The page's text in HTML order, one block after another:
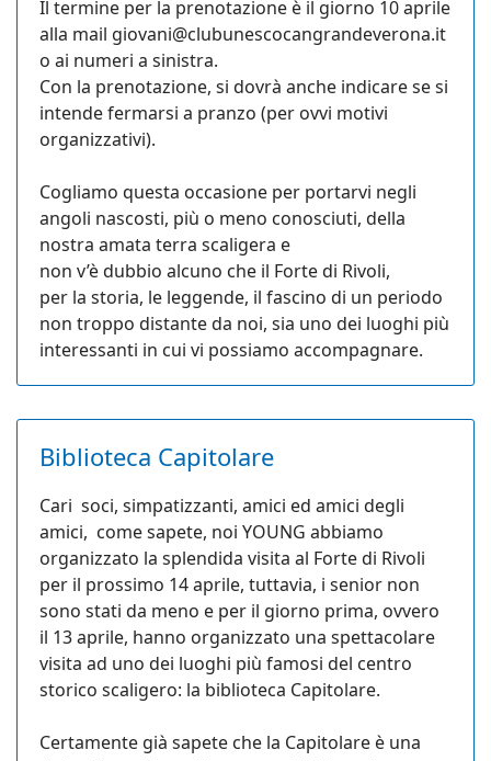
Il termine per la prenotazione è il giorno 10 aprile
alla mail giovani@clubunescocangrandeverona.it
o ai numeri a sinistra.
Con la prenotazione, si dovrà anche indicare se si
intende fermarsi a pranzo (per ovvi motivi
organizzativi).
Cogliamo questa occasione per portarvi negli
angoli nascosti, più o meno conosciuti, della
nostra amata terra scaligera e
non v’è dubbio alcuno che il Forte di Rivoli,
per la storia, le leggende, il fascino di un periodo
non troppo distante da noi, sia uno dei luoghi più
interessanti in cui vi possiamo accompagnare.
Biblioteca Capitolare
Cari soci, simpatizzanti, amici ed amici degli
amici, come sapete, noi YOUNG abbiamo
organizzato la splendida visita al Forte di Rivoli
per il prossimo 14 aprile, tuttavia, i senior non
sono stati da meno e per il giorno prima, ovvero
il 13 aprile, hanno organizzato una spettacolare
visita ad uno dei luoghi più famosi del centro
storico scaligero: la biblioteca Capitolare.
Certamente già sapete che la Capitolare è una